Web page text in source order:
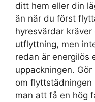
ditt hem eller din
än när du först
hyresvärdar
utflyttning, men
redan är energilös
uppackningen.
om flyttstädningen
man att få en hög